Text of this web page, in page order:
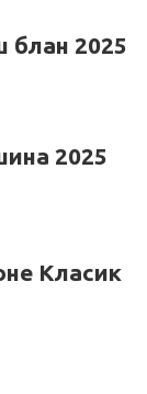
блан 2025
2025
Класик